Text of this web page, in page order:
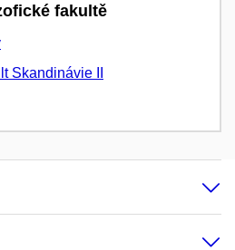
fakultě
Skandinávie II